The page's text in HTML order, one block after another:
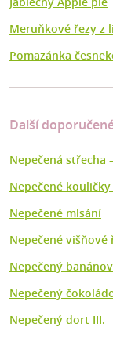
Meruňkové řezy z
Pomazánka
Další
Nepečená střecha
Nepečené
Nepečené mlsání
Nepečené višňové
Nepečený
Nepečený
Nepečený dort III.